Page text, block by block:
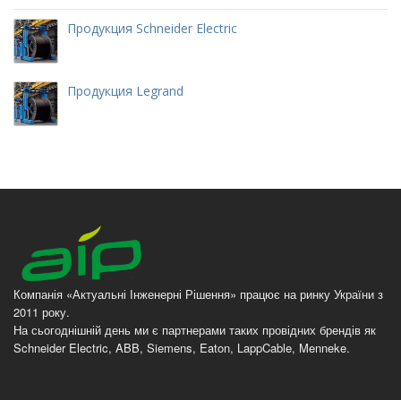
Продукция Schneider Electric
Продукция Legrand
Компанія «Актуальні Інженерні Рішення» працює на ринку України з
2011 року.
На сьогоднішній день ми є партнерами таких провідних брендів як
Schneider Electric, ABB, Siemens, Eaton, LappCable, Menneke.